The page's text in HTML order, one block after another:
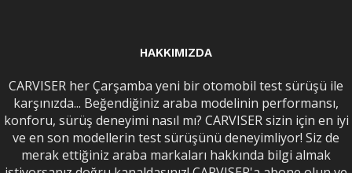
HAKKIMIZDA
CARVISER her Çarşamba yeni bir otomobil test sürüşü ile
karşınızda... Beğendiğiniz araba modelinin performansı,
konforu, sürüş deneyimi nasıl mı? CARVISER sizin için en iyi
ve en son modellerin test sürüşünü deneyimliyor! Siz de
merak ettiğiniz araba markaları hakkında bilgi almak